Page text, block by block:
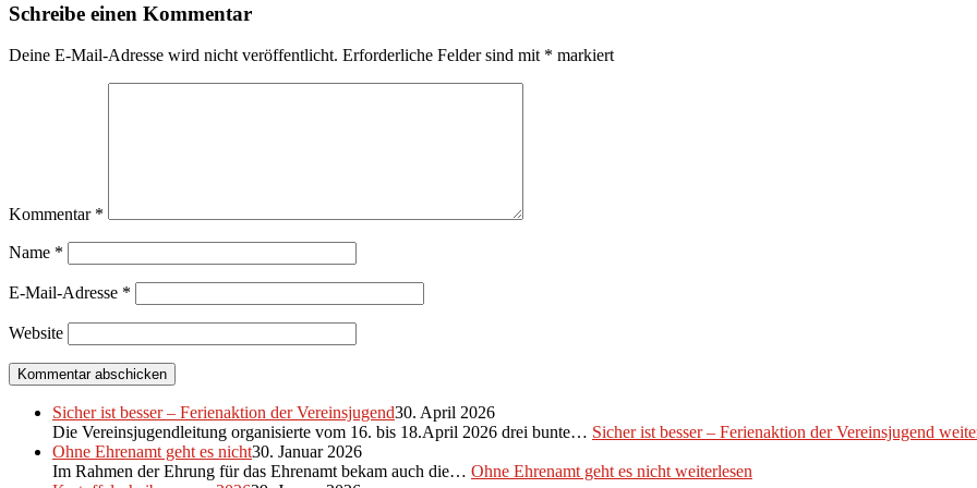
Schreibe einen Kommentar
Deine E-Mail-Adresse wird nicht veröffentlicht. Erforderliche Felder sind mit * markiert
Kommentar *
Name *
E-Mail-Adresse *
Website
Sicher ist besser – Ferienaktion der Vereinsjugend30. April 2026
Die Vereinsjugendleitung organisierte vom 16. bis 18.April 2026 drei bunte… Sicher ist besser – Ferienaktion der Vereinsjugend
Ohne Ehrenamt geht es nicht30. Januar 2026
Im Rahmen der Ehrung für das Ehrenamt bekam auch die… Ohne Ehrenamt geht es nicht weiterlesen